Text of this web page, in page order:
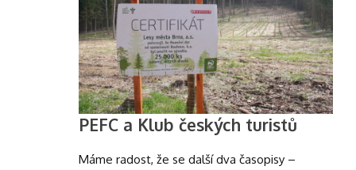
PEFC a Klub českých turistů
Máme radost, že se další dva časopisy –